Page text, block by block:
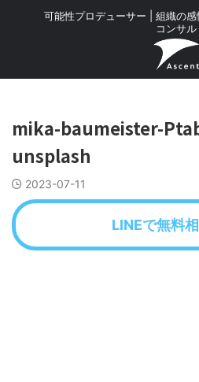
可能性プロデューサー | 組織の
コンサル
mika-baumeister-
unsplash
2023-07-11
LINEで無料